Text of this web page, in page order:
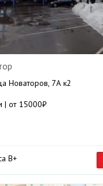
Новаторов, 7А к2
| от 15000₽
B+